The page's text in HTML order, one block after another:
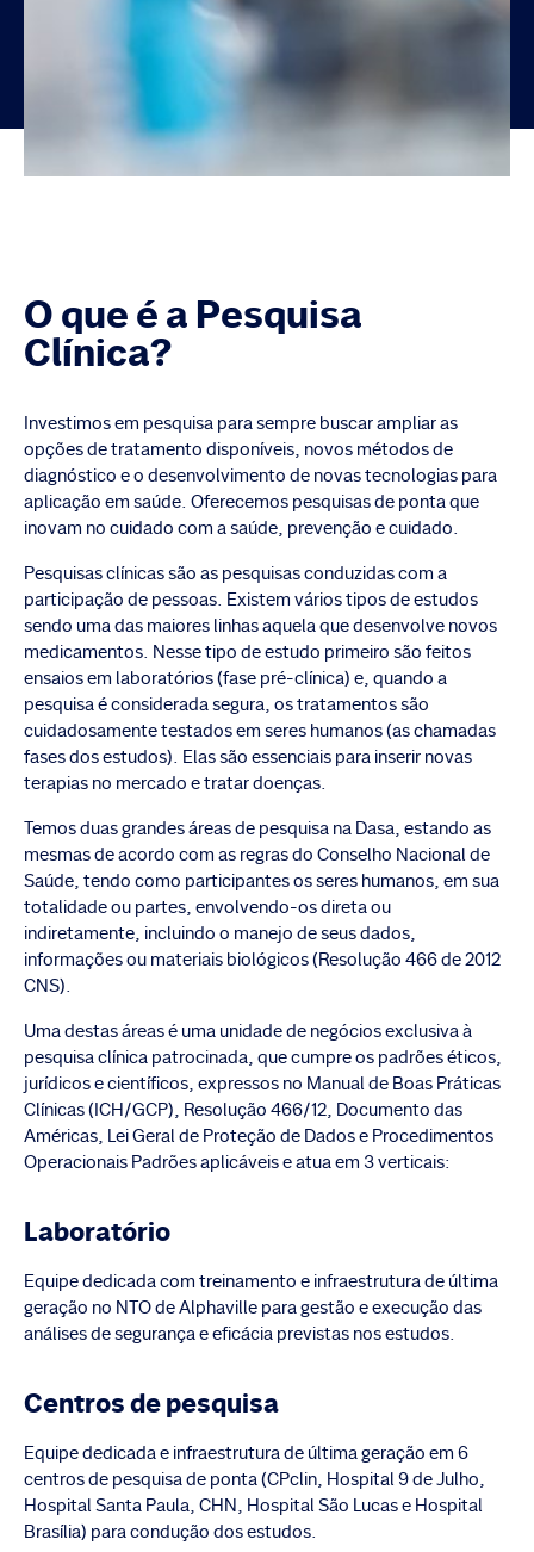
O que é a Pesquisa
Clínica?
Investimos em pesquisa para sempre buscar ampliar as
opções de tratamento disponíveis, novos métodos de
diagnóstico e o desenvolvimento de novas tecnologias para
aplicação em saúde. Oferecemos pesquisas de ponta que
inovam no cuidado com a saúde, prevenção e cuidado.
Pesquisas clínicas são as pesquisas conduzidas com a
participação de pessoas. Existem vários tipos de estudos
sendo uma das maiores linhas aquela que desenvolve novos
medicamentos. Nesse tipo de estudo primeiro são feitos
ensaios em laboratórios (fase pré-clínica) e, quando a
pesquisa é considerada segura, os tratamentos são
cuidadosamente testados em seres humanos (as chamadas
fases dos estudos). Elas são essenciais para inserir novas
terapias no mercado e tratar doenças.
Temos duas grandes áreas de pesquisa na Dasa, estando as
mesmas de acordo com as regras do Conselho Nacional de
Saúde, tendo como participantes os seres humanos, em sua
totalidade ou partes, envolvendo-os direta ou
indiretamente, incluindo o manejo de seus dados,
informações ou materiais biológicos (Resolução 466 de 2012
CNS).
Uma destas áreas é uma unidade de negócios exclusiva à
pesquisa clínica patrocinada, que cumpre os padrões éticos,
jurídicos e científicos, expressos no Manual de Boas Práticas
Clínicas (ICH/GCP), Resolução 466/12, Documento das
Américas, Lei Geral de Proteção de Dados e Procedimentos
Operacionais Padrões aplicáveis e atua em 3 verticais:
Laboratório
Equipe dedicada com treinamento e infraestrutura de última
geração no NTO de Alphaville para gestão e execução das
análises de segurança e eficácia previstas nos estudos.
Centros de pesquisa
Equipe dedicada e infraestrutura de última geração em 6
centros de pesquisa de ponta (CPclin, Hospital 9 de Julho,
Hospital Santa Paula, CHN, Hospital São Lucas e Hospital
Brasília) para condução dos estudos.